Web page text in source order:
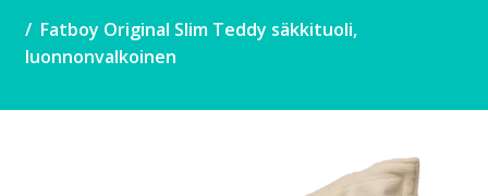
Fatboy Original Slim Teddy säkkituoli,
luonnonvalkoinen